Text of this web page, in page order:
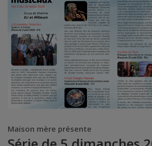
Maison mère présente